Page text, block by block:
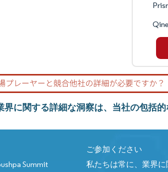
界に関する詳細な洞察は、当社の包括
Summit
ご参加ください
私たちは常に、業界